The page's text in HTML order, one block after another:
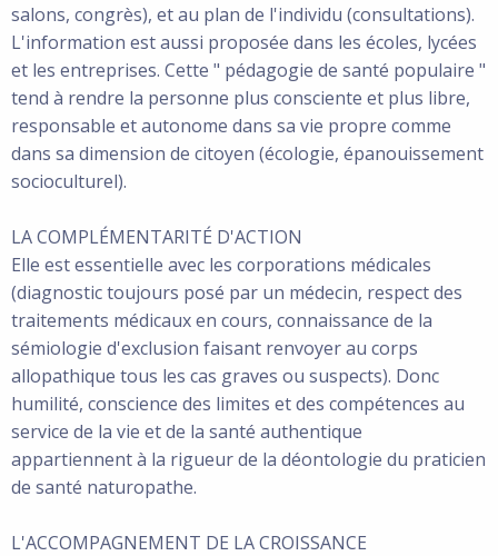
salons, congrès), et au plan de l'individu (consultations).
L'information est aussi proposée dans les écoles, lycées
et les entreprises. Cette " pédagogie de santé populaire "
tend à rendre la personne plus consciente et plus libre,
responsable et autonome dans sa vie propre comme
dans sa dimension de citoyen (écologie, épanouissement
socioculturel).
LA COMPLÉMENTARITÉ D'ACTION
Elle est essentielle avec les corporations médicales
(diagnostic toujours posé par un médecin, respect des
traitements médicaux en cours, connaissance de la
sémiologie d'exclusion faisant renvoyer au corps
allopathique tous les cas graves ou suspects). Donc
humilité, conscience des limites et des compétences au
service de la vie et de la santé authentique
appartiennent à la rigueur de la déontologie du praticien
de santé naturopathe.
L'ACCOMPAGNEMENT DE LA CROISSANCE